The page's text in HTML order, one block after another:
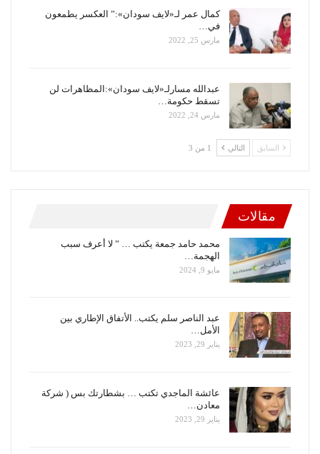
كمال عمر لـ«لايف سودان»:” العكسر يطمعون
في…
مارس 25, 2022
عبدالله مسارلـ«لايف سودان»:المظاهرات لن
تسقط حكومة…
مارس 24, 2022
السابق التالي 1 من 3
مقالات
محمد حامد جمعة يكتب … ” لا أعرف سبب
الهجمة…
مايو 9, 2024
عبد الناصر سلم يكتب.. الأتفاق الإطاري بين
الأمل…
يناير 29, 2023
عائشة الماجدي تكتب … بشطارتك بس ( شركة
معادن…
يناير 29, 2023